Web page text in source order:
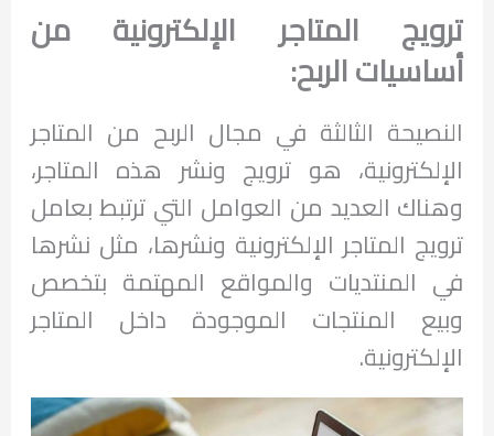
ترويج المتاجر الإلكترونية من
أساسيات الربح:
النصيحة الثالثة في مجال الربح من المتاجر
الإلكترونية، هو ترويج ونشر هذه المتاجر،
وهناك العديد من العوامل التي ترتبط بعامل
ترويج المتاجر الإلكترونية ونشرها، مثل نشرها
في المنتديات والمواقع المهتمة بتخصص
وبيع المنتجات الموجودة داخل المتاجر
الإلكترونية.